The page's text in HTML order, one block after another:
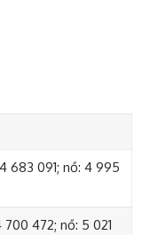
683 091; nő: 4 995
472; nő: 5 021